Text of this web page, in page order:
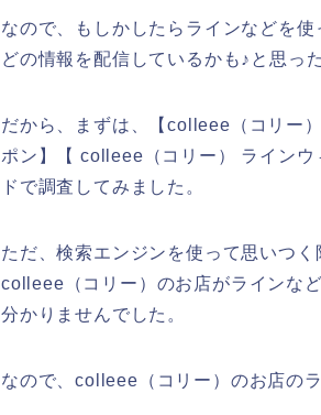
なので、もしかしたらラインなどを
どの情報を配信しているかも♪と思っ
だから、まずは、【colleee（コリー
ポン】【 colleee（コリー） ライン
ドで調査してみました。
ただ、検索エンジンを使って思いつ
colleee（コリー）のお店がラインな
分かりませんでした。
なので、colleee（コリー）のお店の